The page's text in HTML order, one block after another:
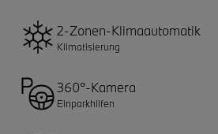
2-Zonen-Klimaautomatik
Klimatisierung
360°-Kamera
Einparkhilfen